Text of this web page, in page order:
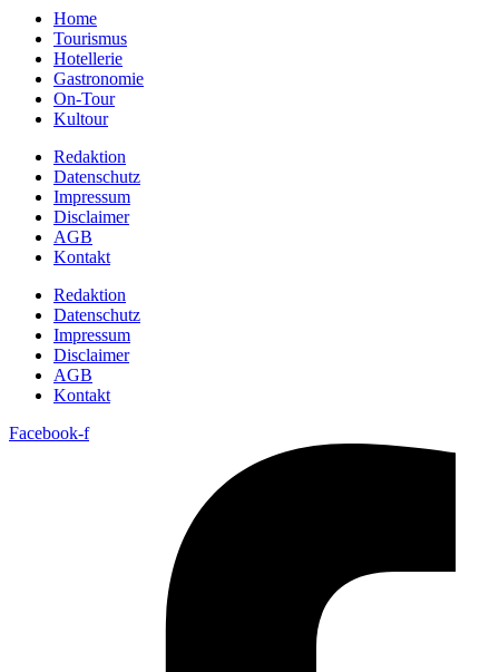
Home
Tourismus
Hotellerie
Gastronomie
On-Tour
Kultour
Redaktion
Datenschutz
Impressum
Disclaimer
AGB
Kontakt
Redaktion
Datenschutz
Impressum
Disclaimer
AGB
Kontakt
Facebook-f